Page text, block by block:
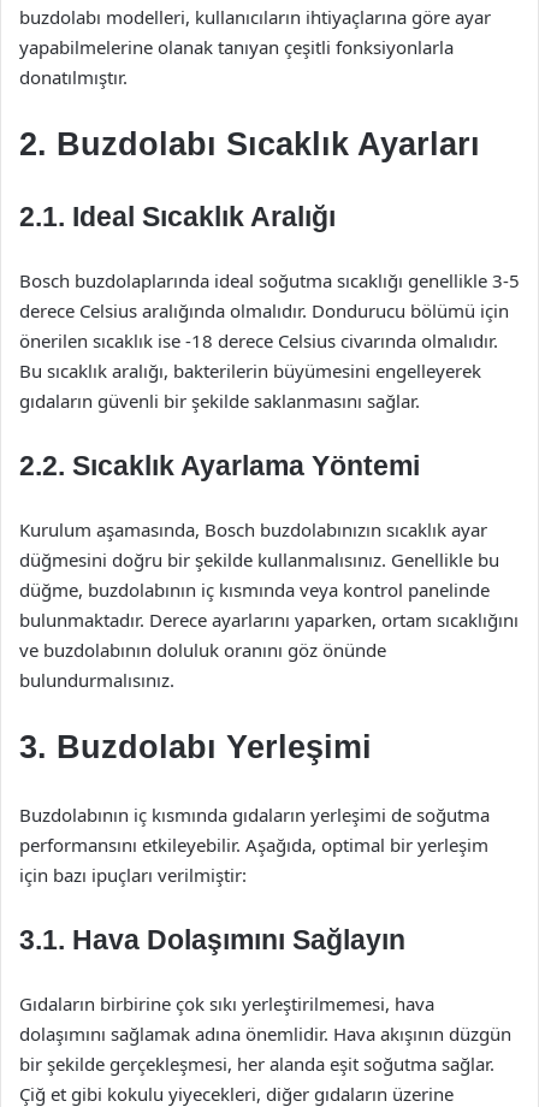
buzdolabı modelleri, kullanıcıların ihtiyaçlarına göre ayar
yapabilmelerine olanak tanıyan çeşitli fonksiyonlarla
donatılmıştır.
2. Buzdolabı Sıcaklık Ayarları
2.1. Ideal Sıcaklık Aralığı
Bosch buzdolaplarında ideal soğutma sıcaklığı genellikle 3-5
derece Celsius aralığında olmalıdır. Dondurucu bölümü için
önerilen sıcaklık ise -18 derece Celsius civarında olmalıdır.
Bu sıcaklık aralığı, bakterilerin büyümesini engelleyerek
gıdaların güvenli bir şekilde saklanmasını sağlar.
2.2. Sıcaklık Ayarlama Yöntemi
Kurulum aşamasında, Bosch buzdolabınızın sıcaklık ayar
düğmesini doğru bir şekilde kullanmalısınız. Genellikle bu
düğme, buzdolabının iç kısmında veya kontrol panelinde
bulunmaktadır. Derece ayarlarını yaparken, ortam sıcaklığını
ve buzdolabının doluluk oranını göz önünde
bulundurmalısınız.
3. Buzdolabı Yerleşimi
Buzdolabının iç kısmında gıdaların yerleşimi de soğutma
performansını etkileyebilir. Aşağıda, optimal bir yerleşim
için bazı ipuçları verilmiştir:
3.1. Hava Dolaşımını Sağlayın
Gıdaların birbirine çok sıkı yerleştirilmemesi, hava
dolaşımını sağlamak adına önemlidir. Hava akışının düzgün
bir şekilde gerçekleşmesi, her alanda eşit soğutma sağlar.
Çiğ et gibi kokulu yiyecekleri, diğer gıdaların üzerine